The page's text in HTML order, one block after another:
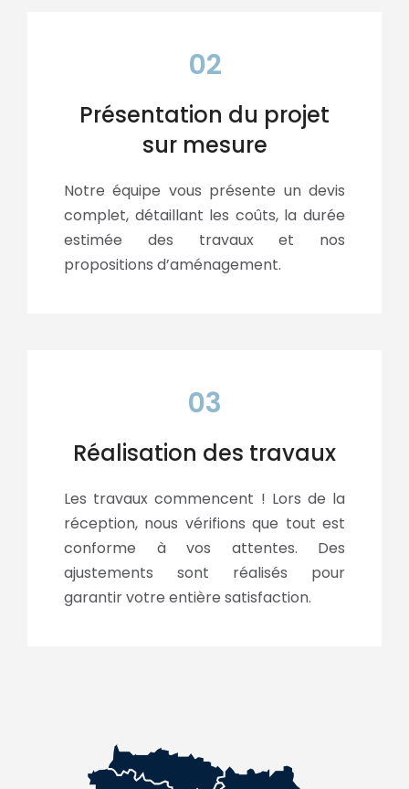
02
Présentation du projet
sur mesure
Notre équipe vous présente un devis
complet, détaillant les coûts, la durée
estimée des travaux et nos
propositions d’aménagement.
03
Réalisation des travaux
Les travaux commencent ! Lors de la
réception, nous vérifions que tout est
conforme à vos attentes. Des
ajustements sont réalisés pour
garantir votre entière satisfaction.